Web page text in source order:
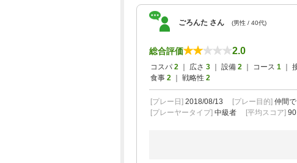
ごろんた さん (男性 / 40代)
総合評価 2.0
コスパ 2 ｜ 広さ 3 ｜ 設備 2 ｜ コース 1 ｜
食事 2 ｜ 戦略性 2
[プレー日] 2018/08/13 [プレー目的] 仲間
[プレーヤータイプ] 中級者 [平均スコア]